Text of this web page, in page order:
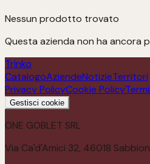
Nessun prodotto trovato
Questa azienda non ha ancora
Trinko
CatalogoAziendeNotizieTerritori
Privacy PolicyCookie Policy
Gestisci cookie
ONE GOBLET SRL
Via Ca'd'Amici 32, 46018